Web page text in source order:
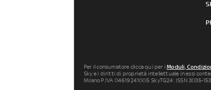
Per il consumatore clicca qui per iModuli,
Sky e i diritti di proprietà intellettuale in essi
Milano P.IVA 04619241005. SkyTG24: ISSN 3035-